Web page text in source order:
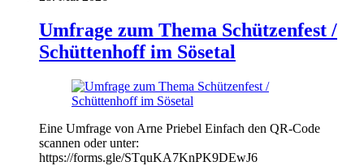
Umfrage zum Thema Schützenfest /
Schüttenhoff im Sösetal
Eine Umfrage von Arne Priebel Einfach den QR-Code
scannen oder unter:
https://forms.gle/STquKA7KnPK9DEwJ6